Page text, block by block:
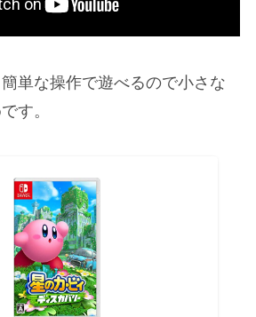
単な操作で遊べるので小さな
す。